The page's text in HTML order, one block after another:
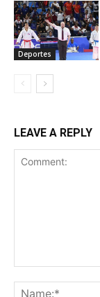
Deportes
LEAVE A REPLY